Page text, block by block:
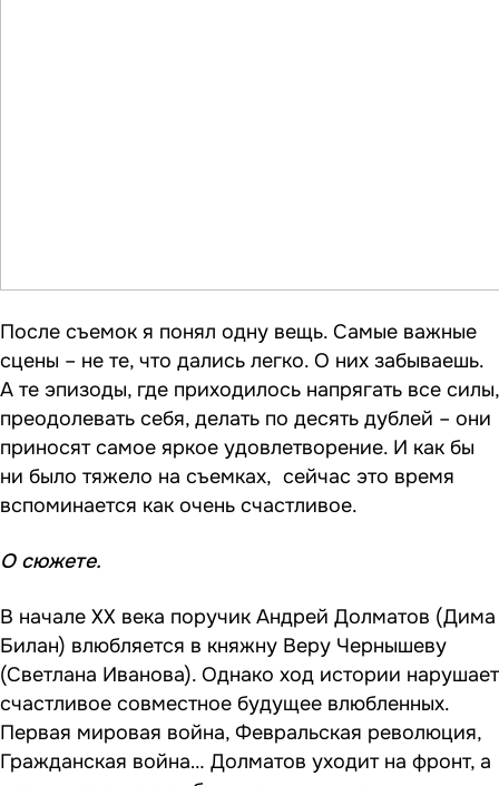
После съемок я понял одну вещь. Самые важные
сцены – не те, что дались легко. О них забываешь.
А те эпизоды, где приходилось напрягать все силы,
преодолевать себя, делать по десять дублей – они
приносят самое яркое удовлетворение. И как бы
ни было тяжело на съемках, сейчас это время
вспоминается как очень счастливое.
О сюжете.
В начале XX века поручик Андрей Долматов (Дима
Билан) влюбляется в княжну Веру Чернышеву
(Светлана Иванова). Однако ход истории нарушает
счастливое совместное будущее влюбленных.
Первая мировая война, Февральская революция,
Гражданская война… Долматов уходит на фронт, а